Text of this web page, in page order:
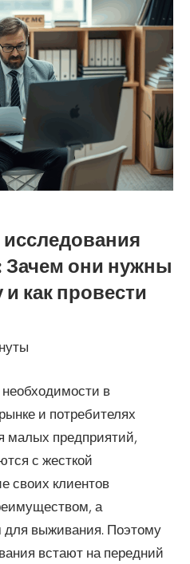
они нужны
как провести
в
и потребителях
малых предприятий,
с жесткой
своих клиентов
а
выживания. Поэтому
встают на передний